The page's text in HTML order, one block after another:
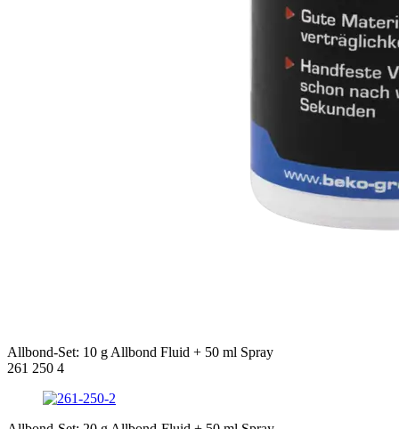
Allbond-Set: 10 g Allbond Fluid + 50 ml Spray
261 250 4